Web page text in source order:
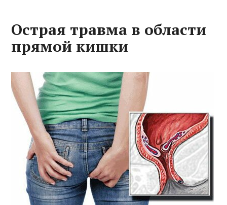
Острая травма в области
прямой кишки